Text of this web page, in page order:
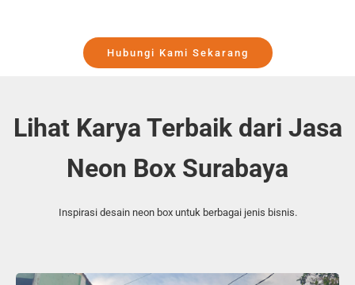
Hubungi Kami Sekarang
Lihat Karya Terbaik dari Jasa
Neon Box Surabaya
Inspirasi desain neon box untuk berbagai jenis bisnis.